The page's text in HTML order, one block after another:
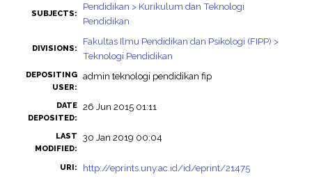
SUBJECTS:
Pendidikan > Kurikulum dan Teknologi
Pendidikan
DIVISIONS:
Fakultas Ilmu Pendidikan dan Psikologi (FIPP) >
Teknologi Pendidikan
DEPOSITING
USER:
admin teknologi pendidikan fip
DATE
DEPOSITED:
26 Jun 2015 01:11
LAST
MODIFIED:
30 Jan 2019 00:04
URI: http://eprints.uny.ac.id/id/eprint/21475